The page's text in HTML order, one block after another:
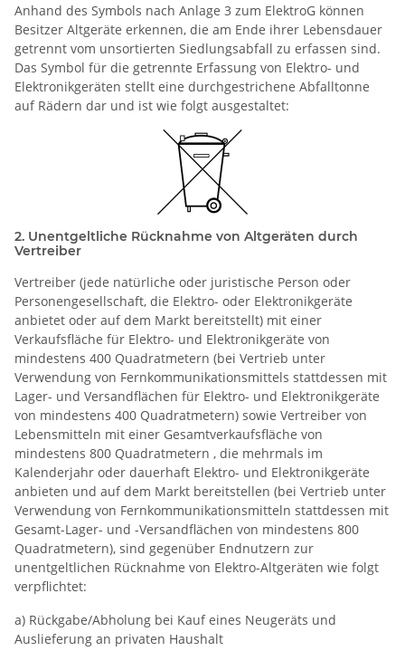
Anhand des Symbols nach Anlage 3 zum ElektroG können
Besitzer Altgeräte erkennen, die am Ende ihrer Lebensdauer
getrennt vom unsortierten Siedlungsabfall zu erfassen sind.
Das Symbol für die getrennte Erfassung von Elektro- und
Elektronikgeräten stellt eine durchgestrichene Abfalltonne
auf Rädern dar und ist wie folgt ausgestaltet:
2. Unentgeltliche Rücknahme von Altgeräten durch
Vertreiber
Vertreiber (jede natürliche oder juristische Person oder
Personengesellschaft, die Elektro- oder Elektronikgeräte
anbietet oder auf dem Markt bereitstellt) mit einer
Verkaufsfläche für Elektro- und Elektronikgeräte von
mindestens 400 Quadratmetern (bei Vertrieb unter
Verwendung von Fernkommunikationsmittels stattdessen mit
Lager- und Versandflächen für Elektro- und Elektronikgeräte
von mindestens 400 Quadratmetern) sowie Vertreiber von
Lebensmitteln mit einer Gesamtverkaufsfläche von
mindestens 800 Quadratmetern , die mehrmals im
Kalenderjahr oder dauerhaft Elektro- und Elektronikgeräte
anbieten und auf dem Markt bereitstellen (bei Vertrieb unter
Verwendung von Fernkommunikationsmitteln stattdessen mit
Gesamt-Lager- und -Versandflächen von mindestens 800
Quadratmetern), sind gegenüber Endnutzern zur
unentgeltlichen Rücknahme von Elektro-Altgeräten wie folgt
verpflichtet:
a) Rückgabe/Abholung bei Kauf eines Neugeräts und
Auslieferung an privaten Haushalt